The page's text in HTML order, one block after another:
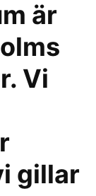
är
Vi
gillar